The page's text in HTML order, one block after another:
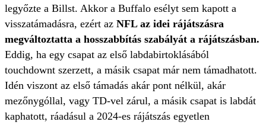
legyőzte a Billst. Akkor a Buffalo esélyt sem kapott a
visszatámadásra, ezért az NFL az idei rájátszásra
megváltoztatta a hosszabbítás szabályát a rájátszásban.
Eddig, ha egy csapat az első labdabirtoklásából
touchdownt szerzett, a másik csapat már nem támadhatott.
Idén viszont az első támadás akár pont nélkül, akár
mezőnygóllal, vagy TD-vel zárul, a másik csapat is labdát
kaphatott, ráadásul a 2024-es rájátszás egyetlen